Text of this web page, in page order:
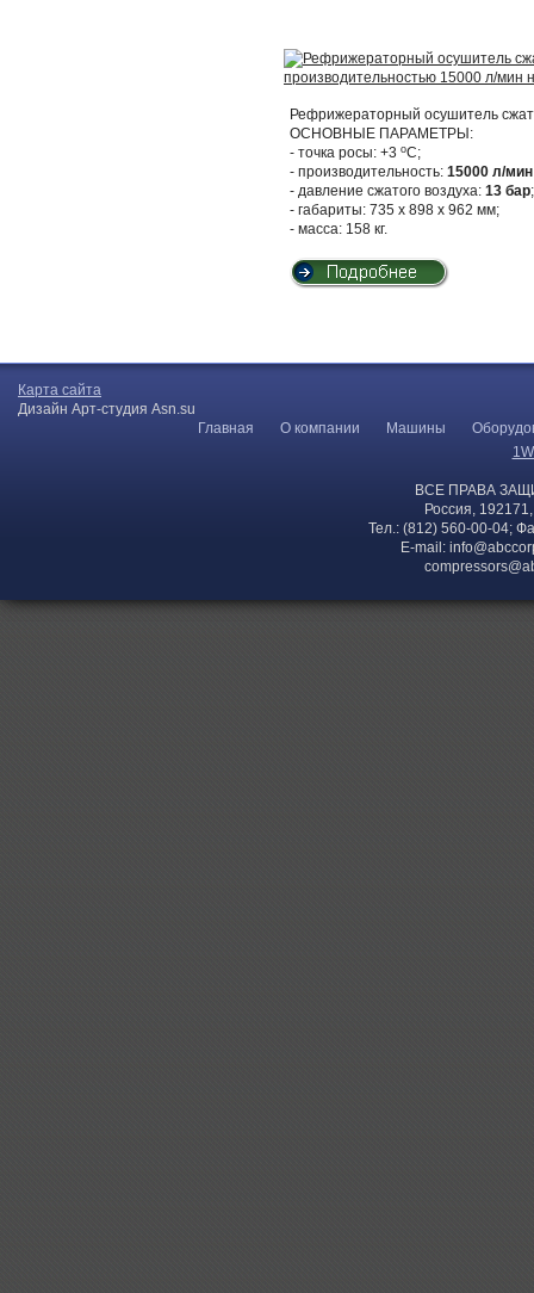
Рефрижераторный осушитель
ОСНОВНЫЕ ПАРАМЕТРЫ:
- точка росы: +3 оС;
- производительность: 15000 л/мин
- давление сжатого воздуха: 13 бар;
- габариты: 735 х 898 х 962 мм;
- масса: 158 кг.
Карта сайта
Дизайн Арт-студия Asn.su
Главная
О компании Машины
ВСЕ ПРАВА
Россия,
Тел.: (812) 560-00-04;
E-mail: